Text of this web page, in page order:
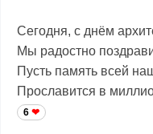
Сегодня, с днём
Мы радостно
Пусть память всей
Прославится в
6